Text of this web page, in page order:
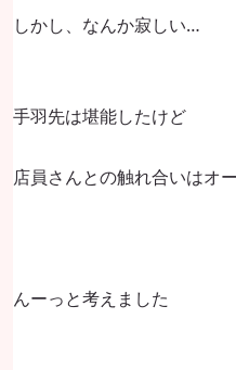
しかし、なんか寂しい…
手羽先は堪能したけど
店員さんとの触れ合いはオ
んーっと考えました